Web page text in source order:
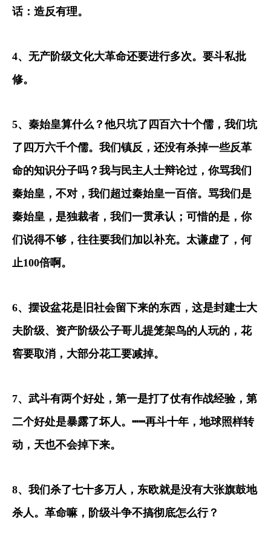
话：造反有理。
4、无产阶级文化大革命还要进行多次。要斗私批
修。
5、秦始皇算什么？他只坑了四百六十个儒，我们坑
了四万六千个儒。我们镇反，还没有杀掉一些反革
命的知识分子吗？我与民主人士辩论过，你骂我们
秦始皇，不对，我们超过秦始皇一百倍。骂我们是
秦始皇，是独裁者，我们一贯承认；可惜的是，你
们说得不够，往往要我们加以补充。太谦虚了，何
止100倍啊。
6、摆设盆花是旧社会留下来的东西，这是封建士大
夫阶级、资产阶级公子哥儿提笼架鸟的人玩的，花
窖要取消，大部分花工要减掉。
7、武斗有两个好处，第一是打了仗有作战经验，第
二个好处是暴露了坏人。 ┅┅再斗十年，地球照样转
动，天也不会掉下来。
8、我们杀了七十多万人，东欧就是没有大张旗鼓地
杀人。革命嘛，阶级斗争不搞彻底怎么行？